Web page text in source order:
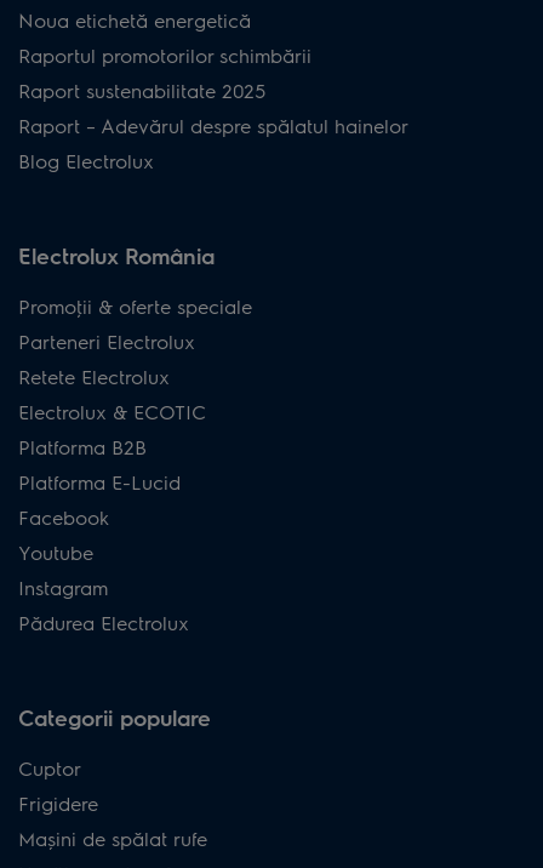
Noua etichetă energetică
Raportul promotorilor schimbării
Raport sustenabilitate 2025
Raport – Adevărul despre spălatul hainelor
Blog Electrolux
Electrolux România
Promoţii & oferte speciale
Parteneri Electrolux
Retete Electrolux
Electrolux & ECOTIC
Platforma B2B
Platforma E-Lucid
Facebook
Youtube
Instagram
Pădurea Electrolux
Categorii populare
Cuptor
Frigidere
Mașini de spălat rufe